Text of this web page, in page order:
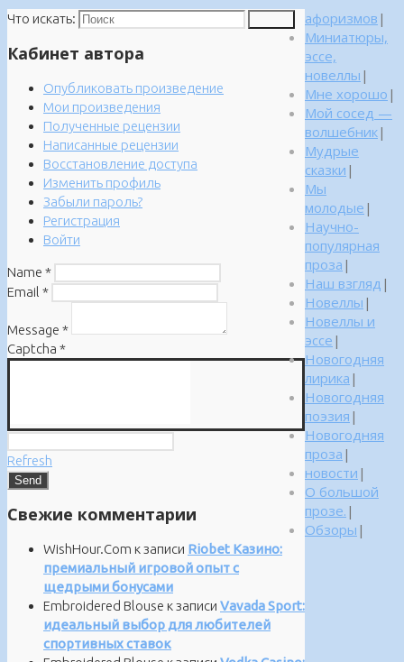
Что искать:
Кабинет автора
Опубликовать произведение
Мои произведения
Полученные рецензии
Написанные рецензии
Восстановление доступа
Изменить профиль
Забыли пароль?
Регистрация
Войти
Name *
Email *
Message *
Captcha *
Refresh
Свежие комментарии
WishHour.Com к записи Riobet Казино:
премиальный игровой опыт с
щедрыми бонусами
Embroidered Blouse к записи Vavada Sport:
идеальный выбор для любителей
спортивных ставок
афоризмов |
Миниатюры,
эссе,
новеллы |
Мне хорошо |
Мой сосед —
волшебник|
Мудрые
сказки |
Мы
молодые |
Научно-
популярная
проза |
Наш взгляд |
Новеллы |
Новеллы и
эссе |
Новогодняя
лирика |
Новогодняя
поэзия |
Новогодняя
проза |
новости |
О большой
прозе. |
Обзоры |